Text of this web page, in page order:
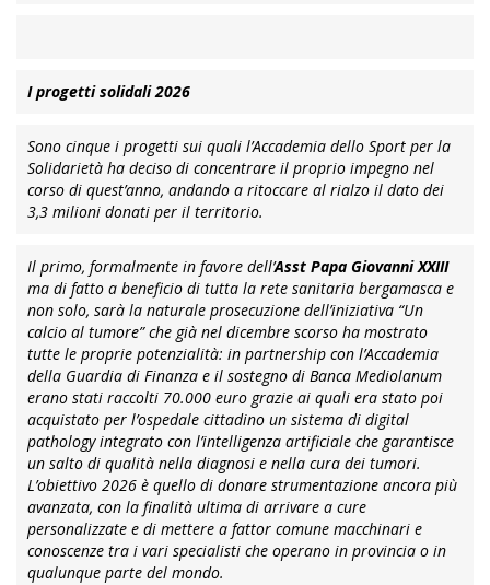
I progetti solidali 2026
Sono cinque i progetti sui quali l’Accademia dello Sport per la
Solidarietà ha deciso di concentrare il proprio impegno nel
corso di quest’anno, andando a ritoccare al rialzo il dato dei
3,3 milioni donati per il territorio.
Il primo, formalmente in favore dell’Asst Papa Giovanni XXIII
ma di fatto a beneficio di tutta la rete sanitaria bergamasca e
non solo, sarà la naturale prosecuzione dell’iniziativa “Un
calcio al tumore” che già nel dicembre scorso ha mostrato
tutte le proprie potenzialità: in partnership con l’Accademia
della Guardia di Finanza e il sostegno di Banca Mediolanum
erano stati raccolti 70.000 euro grazie ai quali era stato poi
acquistato per l’ospedale cittadino un sistema di digital
pathology integrato con l’intelligenza artificiale che garantisce
un salto di qualità nella diagnosi e nella cura dei tumori.
L’obiettivo 2026 è quello di donare strumentazione ancora più
avanzata, con la finalità ultima di arrivare a cure
personalizzate e di mettere a fattor comune macchinari e
conoscenze tra i vari specialisti che operano in provincia o in
qualunque parte del mondo.